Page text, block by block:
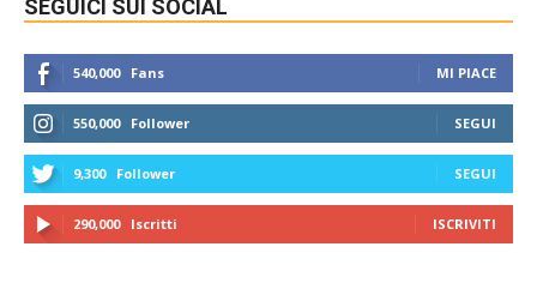
SEGUICI SUI SOCIAL
540,000 Fans MI PIACE
550,000 Follower SEGUI
9,300 Follower SEGUI
290,000 Iscritti ISCRIVITI